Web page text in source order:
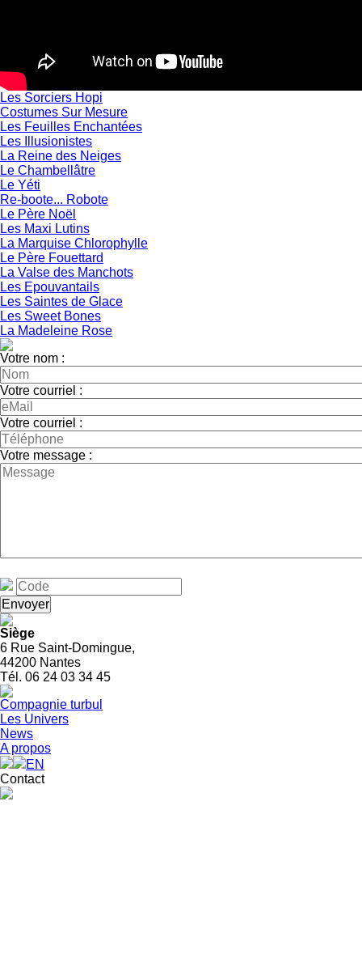
Les Sorciers Hopi
Costumes Sur Mesure
Les Feuilles Enchantées
Les Illusionistes
La Reine des Neiges
Le Chambellâtre
Le Yéti
Re-boote... Robote
Le Père Noël
Les Maxi Lutins
La Marquise Chlorophylle
Le Père Fouettard
La Valse des Manchots
Les Epouvantails
Les Saintes de Glace
Les Sweet Bones
La Madeleine Rose
Votre nom :
Votre courriel :
Votre courriel :
Votre message :
Siège
6 Rue Saint-Domingue,
44200 Nantes
Tél. 06 24 03 34 45
Compagnie turbul
Les Univers
News
A propos
EN
Contact